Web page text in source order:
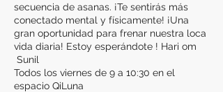
secuencia de asanas. ¡Te sentirás más
conectado mental y físicamente! ¡Una
gran oportunidad para frenar nuestra loca
vida diaria! Estoy esperándote ! Hari om
Sunil
Todos los viernes de 9 a 10:30 en el
espacio QiLuna